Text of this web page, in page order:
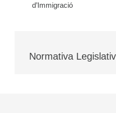
d’Immigració
Normativa